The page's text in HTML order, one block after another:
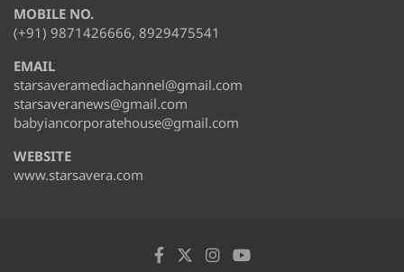
MOBILE NO.
(+91) 9871426666, 8929475541
EMAIL
starsaveramediachannel@gmail.com
starsaveranews@gmail.com
babyiancorporatehouse@gmail.com
WEBSITE
www.starsavera.com